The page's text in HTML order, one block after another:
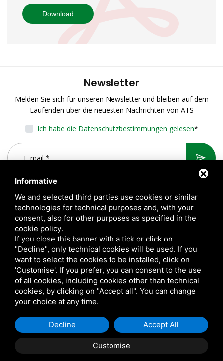
Download
Newsletter
Melden Sie sich für unseren Newsletter und bleiben auf dem
Laufenden über die neuesten Nachrichten von ATS
Ich habe die Datenschutzbestimmungen gelesen*
A.T.S. S.r.l. Via del Mangano, 4/A 40023 Castel Guelfo di Bologna
(BO) Italy | P.Iva 00824841209 |Privacy|Rechtliche Hinweise
Sitemap
Terms of Servicedi Google.
Informative
We and selected third parties use cookies or similar
technologies for technical purposes and, with your
consent, also for other purposes as specified in the
cookie policy.
If you close this banner with a tick or click on
"Decline", only technical cookies will be used. If you
want to select the cookies to be installed, click on
'Customise'. If you prefer, you can consent to the use
of all cookies, including cookies other than technical
cookies, by clicking on "Accept all". You can change
your choice at any time.
Customise
Decline Accept All